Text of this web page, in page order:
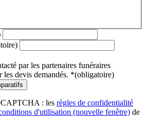
par les partenaires funéraires
devis demandés. *(obligatoire)
: les règles de confidentialité
d'utilisation (nouvelle fenêtre) de